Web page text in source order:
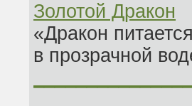
Золотой Дракон
«Дракон
в прозрачной